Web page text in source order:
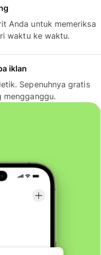
Anda untuk memeriksa
waktu ke waktu.
iklan
Sepenuhnya gratis
mengganggu.